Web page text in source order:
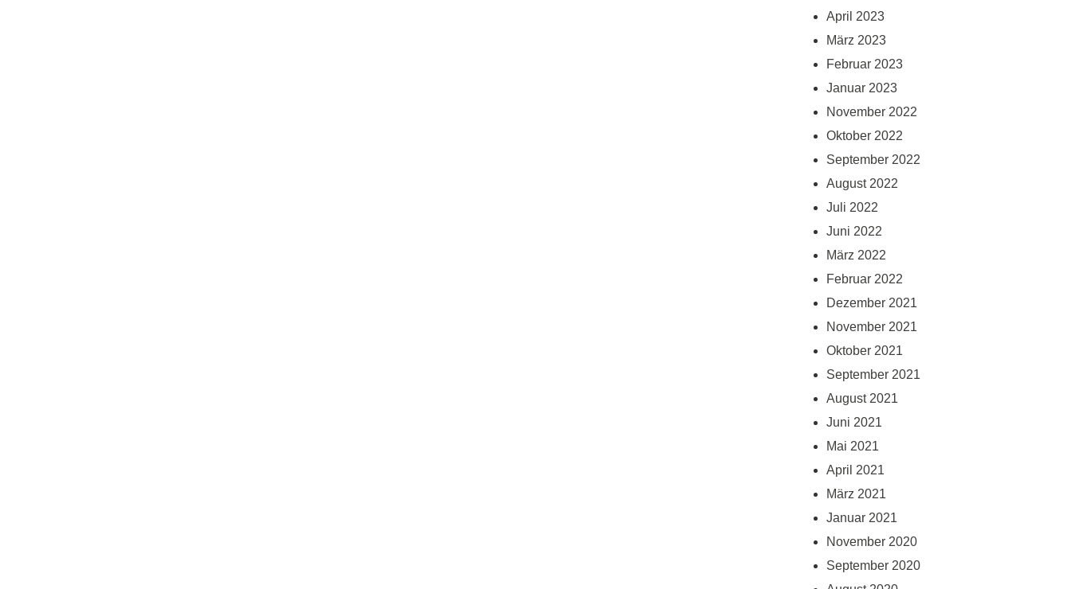
April 2023
März 2023
Februar 2023
Januar 2023
November 2022
Oktober 2022
September 2022
August 2022
Juli 2022
Juni 2022
März 2022
Februar 2022
Dezember 2021
November 2021
Oktober 2021
September 2021
August 2021
Juni 2021
Mai 2021
April 2021
März 2021
Januar 2021
November 2020
September 2020